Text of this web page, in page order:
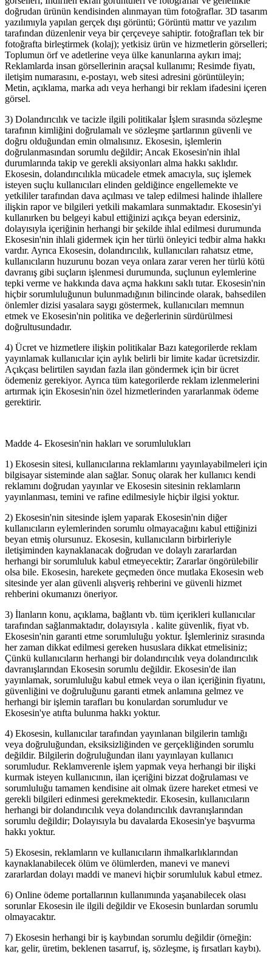
doğrudan ürünün kendisinden alınmayan tüm fotoğraflar. 3D tasarım
yazılımıyla yapılan gerçek dışı görüntü; Görüntü mattır ve yazılım
tarafından düzenlenir veya bir çerçeveye sahiptir. fotoğrafları tek bir
fotoğrafta birleştirmek (kolaj); yetkisiz ürün ve hizmetlerin görselleri;
Toplumun örf ve adetlerine veya ülke kanunlarına aykırı imaj;
Reklamlarda insan görsellerinin araçsal kullanımı; Resimde fiyatı,
iletişim numarasını, e-postayı, web sitesi adresini görüntüleyin;
Metin, açıklama, marka adı veya herhangi bir reklam ifadesini içeren
görsel.
3) Dolandırıcılık ve tacizle ilgili politikalar İşlem sırasında sözleşme
tarafının kimliğini doğrulamalı ve sözleşme şartlarının güvenli ve
doğru olduğundan emin olmalısınız. Ekosesin, işlemlerin
doğrulanmasından sorumlu değildir; Ancak Ekosesin'nin ihlal
durumlarında takip ve gerekli aksiyonları alma hakkı saklıdır.
Ekosesin, dolandırıcılıkla mücadele etmek amacıyla, suç işlemek
isteyen suçlu kullanıcıları elinden geldiğince engellemekte ve
yetkililer tarafından dava açılması ve talep edilmesi halinde ihlallere
ilişkin rapor ve bilgileri yetkili makamlara sunmaktadır. Ekosesin'yi
kullanırken bu belgeyi kabul ettiğinizi açıkça beyan edersiniz,
dolayısıyla içeriğinin herhangi bir şekilde ihlal edilmesi durumunda
Ekosesin'nin ihlali gidermek için her türlü önleyici tedbir alma hakkı
vardır. Ayrıca Ekosesin, dolandırıcılık, kullanıcıları rahatsız etme,
kullanıcıların huzurunu bozan veya onlara zarar veren her türlü kötü
davranış gibi suçların işlenmesi durumunda, suçlunun eylemlerine
tepki verme ve hakkında dava açma hakkını saklı tutar. Ekosesin'nin
hiçbir sorumluluğunun bulunmadığının bilincinde olarak, bahsedilen
önlemler dizisi yasalara saygı göstermek, kullanıcıları memnun
etmek ve Ekosesin'nin politika ve değerlerinin sürdürülmesi
doğrultusundadır.
4) Ücret ve hizmetlere ilişkin politikalar Bazı kategorilerde reklam
yayınlamak kullanıcılar için aylık belirli bir limite kadar ücretsizdir.
Açıkçası belirtilen sayıdan fazla ilan göndermek için bir ücret
ödemeniz gerekiyor. Ayrıca tüm kategorilerde reklam izlenmelerini
artırmak için Ekosesin'nin özel hizmetlerinden yararlanmak ödeme
gerektirir.
Madde 4- Ekosesin'nin hakları ve sorumlulukları
1) Ekosesin sitesi, kullanıcılarına reklamlarını yayınlayabilmeleri için
bilgisayar sisteminde alan sağlar. Sonuç olarak her kullanıcı kendi
reklamını doğrudan yayınlar ve Ekosesin sitesinin reklamların
yayınlanması, temini ve rafine edilmesiyle hiçbir ilgisi yoktur.
2) Ekosesin'nin sitesinde işlem yaparak Ekosesin'nin diğer
kullanıcıların eylemlerinden sorumlu olmayacağını kabul ettiğinizi
beyan etmiş olursunuz. Ekosesin, kullanıcıların birbirleriyle
iletişiminden kaynaklanacak doğrudan ve dolaylı zararlardan
herhangi bir sorumluluk kabul etmeyecektir; Zararlar öngörülebilir
olsa bile. Ekosesin, harekete geçmeden önce mutlaka Ekosesin web
sitesinde yer alan güvenli alışveriş rehberini ve güvenli hizmet
rehberini okumanızı öneriyor.
3) İlanların konu, açıklama, bağlantı vb. tüm içerikleri kullanıcılar
tarafından sağlanmaktadır, dolayısıyla . kalite güvenlik, fiyat vb.
Ekosesin'nin garanti etme sorumluluğu yoktur. İşlemleriniz sırasında
her zaman dikkat edilmesi gereken hususlara dikkat etmelisiniz;
Çünkü kullanıcıların herhangi bir dolandırıcılık veya dolandırıcılık
davranışlarından Ekosesin sorumlu değildir. Ekosesin'de ilan
yayınlamak, sorumluluğu kabul etmek veya o ilan içeriğinin fiyatını,
güvenliğini ve doğruluğunu garanti etmek anlamına gelmez ve
herhangi bir işlemin tarafları bu konulardan sorumludur ve
Ekosesin'ye atıfta bulunma hakkı yoktur.
4) Ekosesin, kullanıcılar tarafından yayınlanan bilgilerin tamlığı
veya doğruluğundan, eksiksizliğinden ve gerçekliğinden sorumlu
değildir. Bilgilerin doğruluğundan ilanı yayınlayan kullanıcı
sorumludur. Reklamverenle işlem yapmak veya herhangi bir ilişki
kurmak isteyen kullanıcının, ilan içeriğini bizzat doğrulaması ve
sorumluluğu tamamen kendisine ait olmak üzere hareket etmesi ve
gerekli bilgileri edinmesi gerekmektedir. Ekosesin, kullanıcıların
herhangi bir dolandırıcılık veya dolandırıcılık davranışlarından
sorumlu değildir; Dolayısıyla bu davalarda Ekosesin'ye başvurma
hakkı yoktur.
5) Ekosesin, reklamların ve kullanıcıların ihmalkarlıklarından
kaynaklanabilecek ölüm ve ölümlerden, manevi ve manevi
zararlardan dolayı maddi ve manevi hiçbir sorumluluk kabul etmez.
6) Online ödeme portallarının kullanımında yaşanabilecek olası
sorunlar Ekosesin ile ilgili değildir ve Ekosesin bunlardan sorumlu
olmayacaktır.
7) Ekosesin herhangi bir iş kaybından sorumlu değildir (örneğin:
kar, gelir, üretim, beklenen tasarruf, iş, sözleşme, iş fırsatları kaybı).